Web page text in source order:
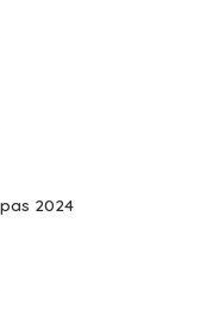
2024